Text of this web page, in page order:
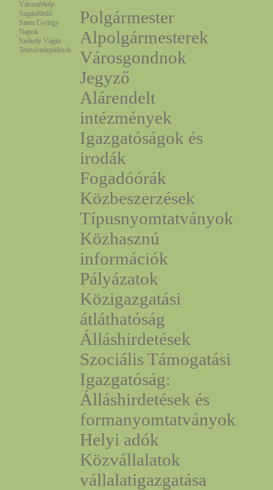
Várostérkép
Sugásfürdő
Szent György
Napok
Székely Vágta
Testvértelepülések
Polgármester
Alpolgármesterek
Városgondnok
Jegyző
Alárendelt
intézmények
Igazgatóságok és
irodák
Fogadóórák
Közbeszerzések
Típusnyomtatványok
Közhasznú
információk
Pályázatok
Közigazgatási
átláthatóság
Álláshirdetések
Szociális Támogatási
Igazgatóság:
Álláshirdetések és
formanyomtatványok
Helyi adók
Közvállalatok
vállalatigazgatása